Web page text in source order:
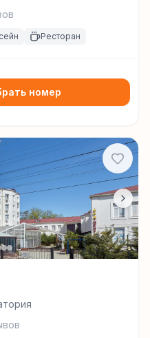
Ресторан
номер